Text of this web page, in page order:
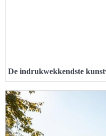
De indrukwekkendste